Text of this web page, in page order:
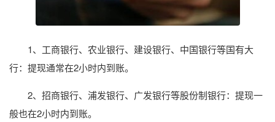
1、工商银行、农业银行、建设银行、中国银行等国有大
行：提现通常在2小时内到账。
2、招商银行、浦发银行、广发银行等股份制银行：提现一
般也在2小时内到账。